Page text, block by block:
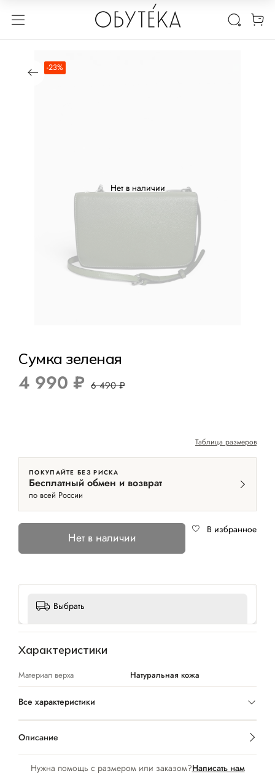
Нет в наличии
-23%
Сумка зеленая
4 990 ₽ 6 490 ₽
Таблица размеров
ПОКУПАЙТЕ БЕЗ РИСКА
Бесплатный обмен и возврат
по всей России
Нет в наличии
В избранное
Выбрать
Нужна помощь с размером или заказом?Написать нам
Характеристики
Материал верха Натуральная кожа
Все характеристики
Описание